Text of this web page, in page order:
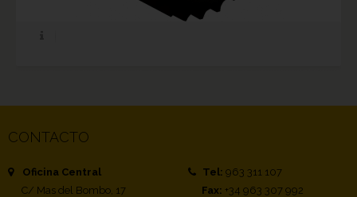
CONTACTO
Oficina Central
C/ Mas del Bombo, 17
Tel: 963 311 107
Fax: +34 963 307 992